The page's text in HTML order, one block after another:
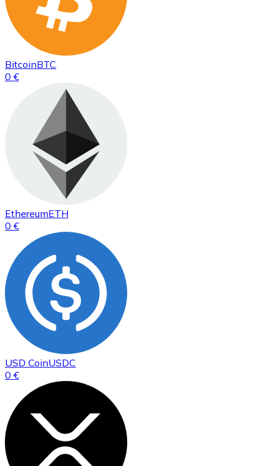
BitcoinBTC
0 €
EthereumETH
0 €
USD CoinUSDC
0 €